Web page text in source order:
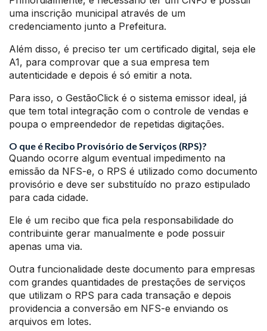
uma inscrição municipal através de um
credenciamento junto a Prefeitura.
Além disso, é preciso ter um certificado digital, seja ele
A1, para comprovar que a sua empresa tem
autenticidade e depois é só emitir a nota.
Para isso, o GestãoClick é o sistema emissor ideal, já
que tem total integração com o controle de vendas e
poupa o empreendedor de repetidas digitações.
O que é Recibo Provisório de Serviços (RPS)?
Quando ocorre algum eventual impedimento na
emissão da NFS-e, o RPS é utilizado como documento
provisório e deve ser substituído no prazo estipulado
para cada cidade.
Ele é um recibo que fica pela responsabilidade do
contribuinte gerar manualmente e pode possuir
apenas uma via.
Outra funcionalidade deste documento para empresas
com grandes quantidades de prestações de serviços
que utilizam o RPS para cada transação e depois
providencia a conversão em NFS-e enviando os
arquivos em lotes.